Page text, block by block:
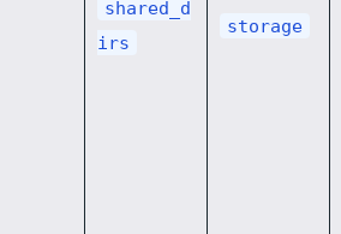
shared_d
irs
storage